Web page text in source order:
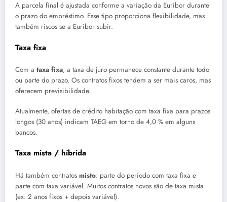
A parcela final é ajustada conforme a variação da Euribor durante
o prazo do empréstimo. Esse tipo proporciona flexibilidade, mas
também riscos se a Euribor subir.
Taxa fixa
Com a taxa fixa, a taxa de juro permanece constante durante todo
ou parte do prazo. Os contratos fixos tendem a ser mais caros, mas
oferecem previsibilidade.
Atualmente, ofertas de crédito habitação com taxa fixa para prazos
longos (30 anos) indicam TAEG em torno de 4,0 % em alguns
bancos.
Taxa mista / híbrida
Há também contratos misto: parte do período com taxa fixa e
parte com taxa variável. Muitos contratos novos são de taxa mista
(ex: 2 anos fixos + depois variável).